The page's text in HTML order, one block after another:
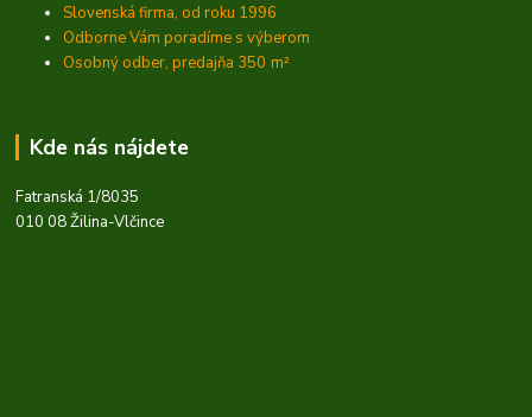
Slovenská firma, od roku 1996
Odborne Vám poradíme s výberom
Osobný odber, predajňa 350 m²
Kde nás nájdete
Fatranská 1/8035
010 08 Žilina-Vlčince